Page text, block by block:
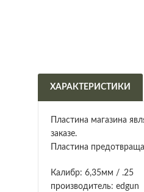
ХАРАКТЕРИСТИКИ
Пластина магазина
заказе.
Пластина
Калибр: 6,35мм / .25
производитель: edgun